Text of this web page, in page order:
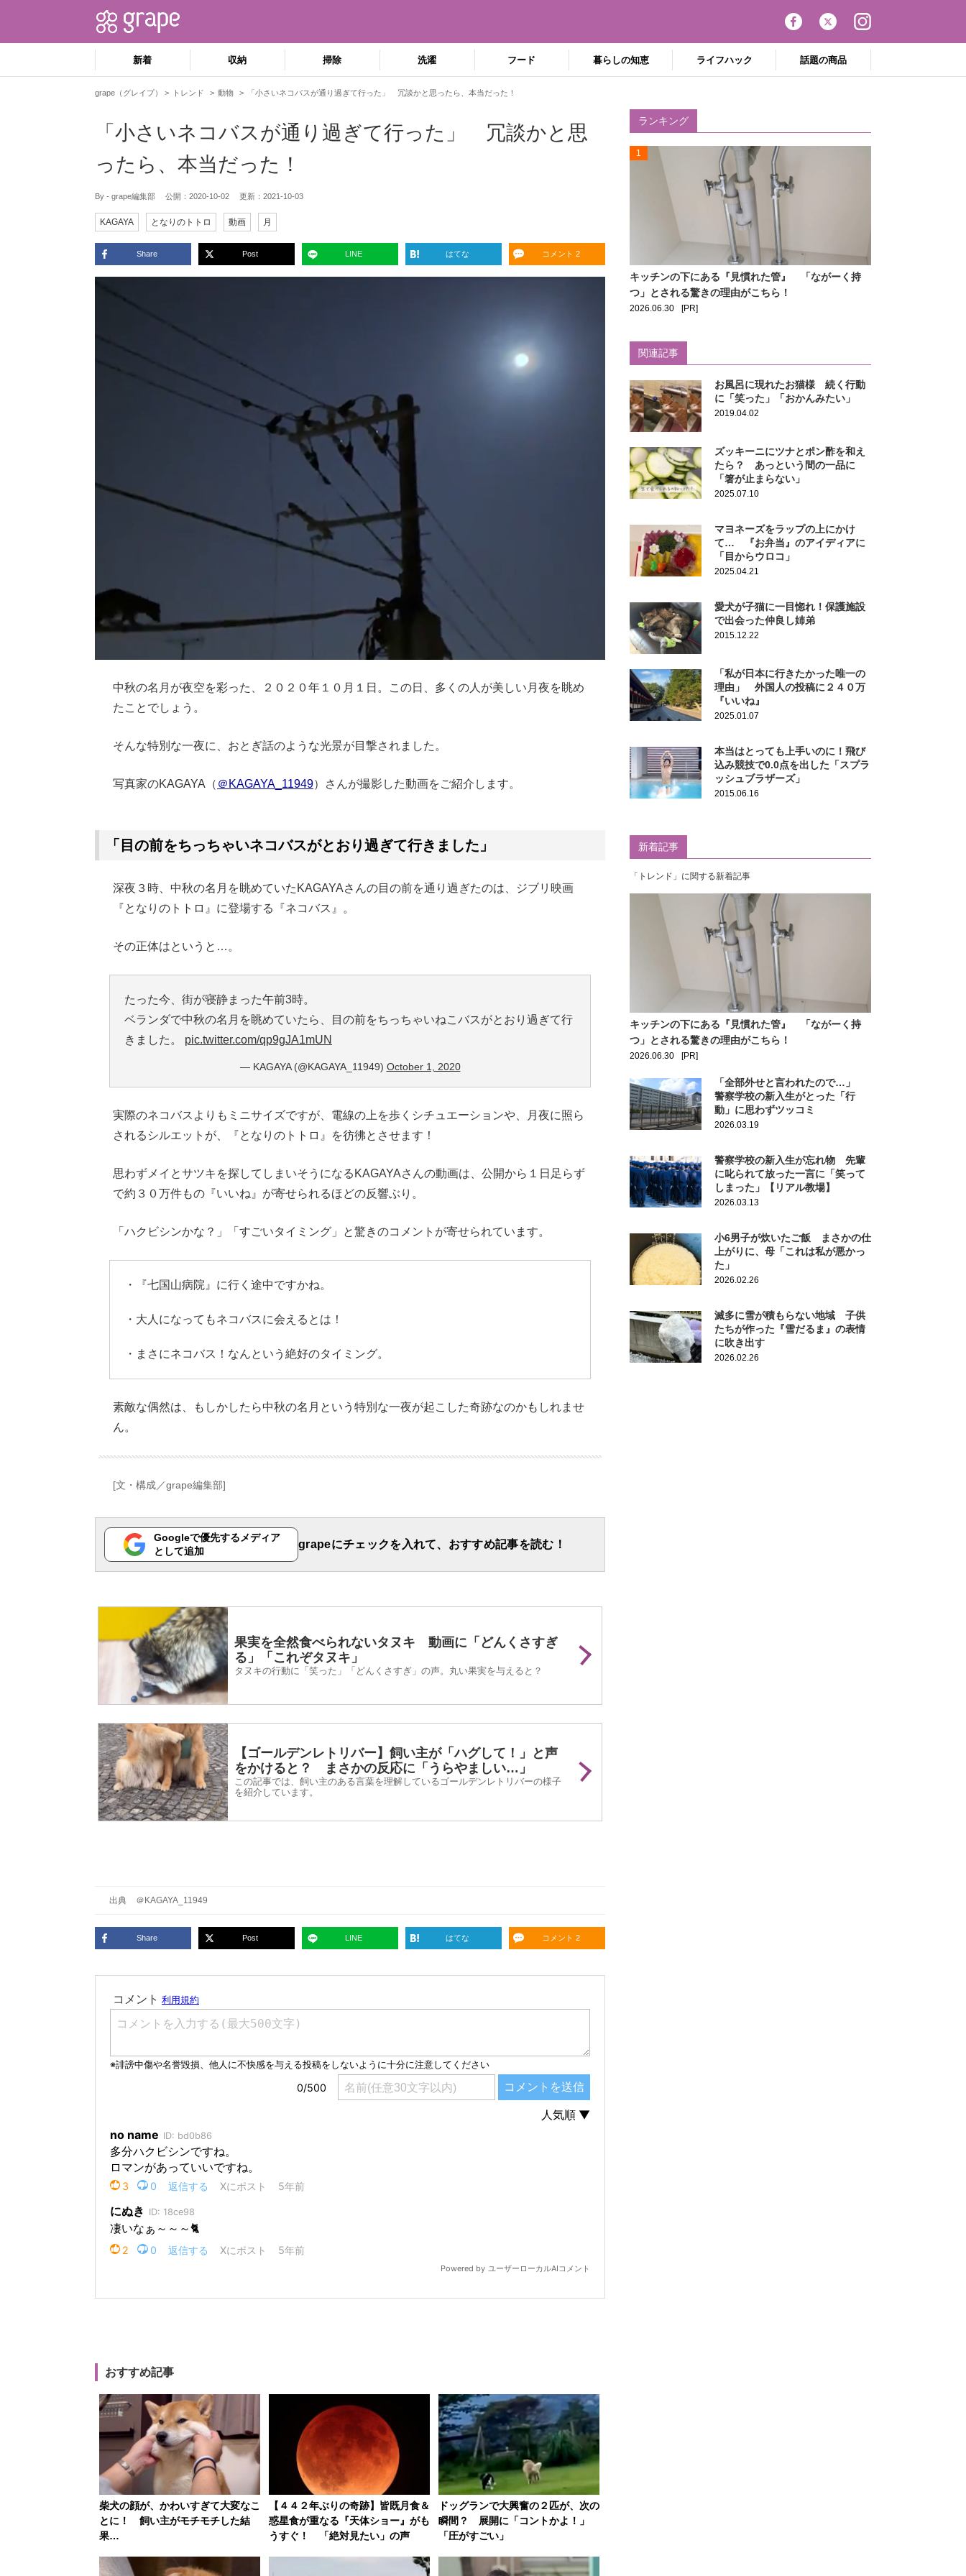
新着 収納 掃除 洗濯 フード 暮らしの知恵 ライフハック 話題の商品
grape（グレイプ） トレンド 動物 「小さいネコバスが通り過ぎて行った」 冗談かと思ったら、本当だった！
「小さいネコバスが通り過ぎて行った」 冗談かと思
ったら、本当だった！
By - grape編集部 公開： 2020-10-02 更新： 2021-10-03
KAGAYA となりのトトロ 動画 月
Share Post LINE はてな コメント 2
中秋の名月が夜空を彩った、２０２０年１０月１日。この日、多くの人が美しい月夜を眺め
たことでしょう。
そんな特別な一夜に、おとぎ話のような光景が目撃されました。
写真家のKAGAYA（ ＠KAGAYA_11949）さんが撮影した動画をご紹介します。
「目の前をちっちゃいネコバスがとおり過ぎて行きました」
深夜３時、中秋の名月を眺めていたKAGAYAさんの目の前を通り過ぎたのは、ジブリ映画
『となりのトトロ』に登場する『ネコバス』。
その正体はというと…。
たった今、街が寝静まった午前3時。
ベランダで中秋の名月を眺めていたら、目の前をちっちゃいねこバスがとおり過ぎて行
きました。 pic.twitter.com/qp9gJA1mUN
— KAGAYA (@KAGAYA_11949) October 1, 2020
実際のネコバスよりもミニサイズですが、電線の上を歩くシチュエーションや、月夜に照ら
されるシルエットが、『となりのトトロ』を彷彿とさせます！
思わずメイとサツキを探してしまいそうになるKAGAYAさんの動画は、公開から１日足らず
で約３０万件もの『いいね』が寄せられるほどの反響ぶり。
「ハクビシンかな？」「すごいタイミング」と驚きのコメントが寄せられています。
・『七国山病院』に行く途中ですかね。
・大人になってもネコバスに会えるとは！
・まさにネコバス！なんという絶好のタイミング。
素敵な偶然は、もしかしたら中秋の名月という特別な一夜が起こした奇跡なのかもしれませ
ん。
[文・構成／grape編集部]
Googleで優先するメディア
として追加
grapeにチェックを入れて、おすすめ記事を読む！
果実を全然食べられないタヌキ 動画に「どんくさすぎ
る」「これぞタヌキ」
タヌキの行動に「笑った」「どんくさすぎ」の声。丸い果実を与えると？
【ゴールデンレトリバー】飼い主が「ハグして！」と声
をかけると？ まさかの反応に「うらやましい…」
この記事では、飼い主のある言葉を理解しているゴールデンレトリバーの様子
を紹介しています。
出典 ＠KAGAYA_11949
Share Post LINE はてな コメント 2
おすすめ記事
柴犬の顔が、かわいすぎて大変なこ
とに！ 飼い主がモチモチした結
果…
【４４２年ぶりの奇跡】皆既月食＆
惑星食が重なる『天体ショー』がも
うすぐ！ 「絶対見たい」の声
ドッグランで大興奮の２匹が、次の
瞬間？ 展開に「コントかよ！」
「圧がすごい」
ランキング
1
キッチンの下にある『見慣れた管』 「ながーく持
つ」とされる驚きの理由がこちら！
2026.06.30 [PR]
関連記事
お風呂に現れたお猫様 続く行動
に「笑った」「おかんみたい」
2019.04.02
ズッキーニにツナとポン酢を和え
たら？ あっという間の一品に
「箸が止まらない」
2025.07.10
マヨネーズをラップの上にかけ
て… 『お弁当』のアイディアに
「目からウロコ」
2025.04.21
愛犬が子猫に一目惚れ！保護施設
で出会った仲良し姉弟
2015.12.22
「私が日本に行きたかった唯一の
理由」 外国人の投稿に２４０万
『いいね』
2025.01.07
本当はとっても上手いのに！飛び
込み競技で0.0点を出した「スプラ
ッシュブラザーズ」
2015.06.16
新着記事
「トレンド」に関する新着記事
キッチンの下にある『見慣れた管』 「ながーく持
つ」とされる驚きの理由がこちら！
2026.06.30 [PR]
「全部外せと言われたので…」
警察学校の新入生がとった「行
動」に思わずツッコミ
2026.03.19
警察学校の新入生が忘れ物 先輩
に叱られて放った一言に「笑って
しまった」【リアル教場】
2026.03.13
小6男子が炊いたご飯 まさかの仕
上がりに、母「これは私が悪かっ
た」
2026.02.26
滅多に雪が積もらない地域 子供
たちが作った『雪だるま』の表情
に吹き出す
2026.02.26